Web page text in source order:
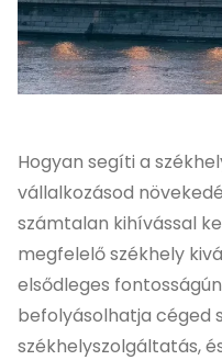
Hogyan segíti a
vállalkozásod
számtalan kihívással
megfelelő székhely
elsődleges
befolyásolhatja céged
székhelyszolgáltatás,